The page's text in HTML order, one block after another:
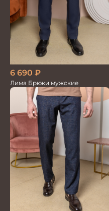
6 690 ₽
Лима Брюки мужские